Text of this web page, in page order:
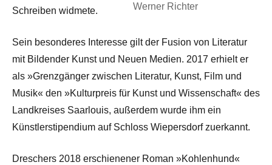
Werner Richter
Schreiben widmete.
Sein besonderes Interesse gilt der Fusion von Literatur
mit Bildender Kunst und Neuen Medien. 2017 erhielt er
als »Grenzgänger zwischen Literatur, Kunst, Film und
Musik« den »Kulturpreis für Kunst und Wissenschaft« des
Landkreises Saarlouis, außerdem wurde ihm ein
Künstlerstipendium auf Schloss Wiepersdorf zuerkannt.
Dreschers 2018 erschienener Roman »Kohlenhund«